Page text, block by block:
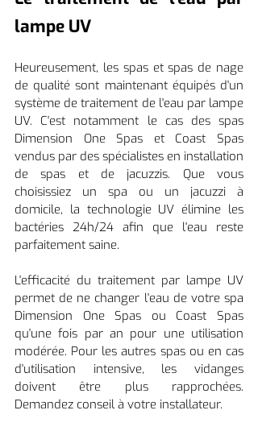
lampe UV
Heureusement, les spas et spas de nage
de qualité sont maintenant équipés d'un
système de traitement de l'eau par lampe
UV. C'est notamment le cas des spas
Dimension One Spas et Coast Spas
vendus par des spécialistes en installation
de spas et de jacuzzis. Que vous
choisissiez un spa ou un jacuzzi à
domicile, la technologie UV élimine les
bactéries 24h/24 afin que l'eau reste
parfaitement saine.
L'efficacité du traitement par lampe UV
permet de ne changer l'eau de votre spa
Dimension One Spas ou Coast Spas
qu'une fois par an pour une utilisation
modérée. Pour les autres spas ou en cas
d'utilisation intensive, les vidanges
doivent être plus rapprochées.
Demandez conseil à votre installateur.